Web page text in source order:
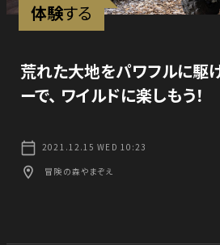
お問合せ
お知らせ
体験する
荒れた大地をパワフルに駆
ーで、 ワイルドに楽しもう！
2021.12.15 WED 10:23
冒険の森やまぞえ